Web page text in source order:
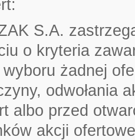
S.A.
o kryteria
żadnej
odwołania
albo przed
akcji